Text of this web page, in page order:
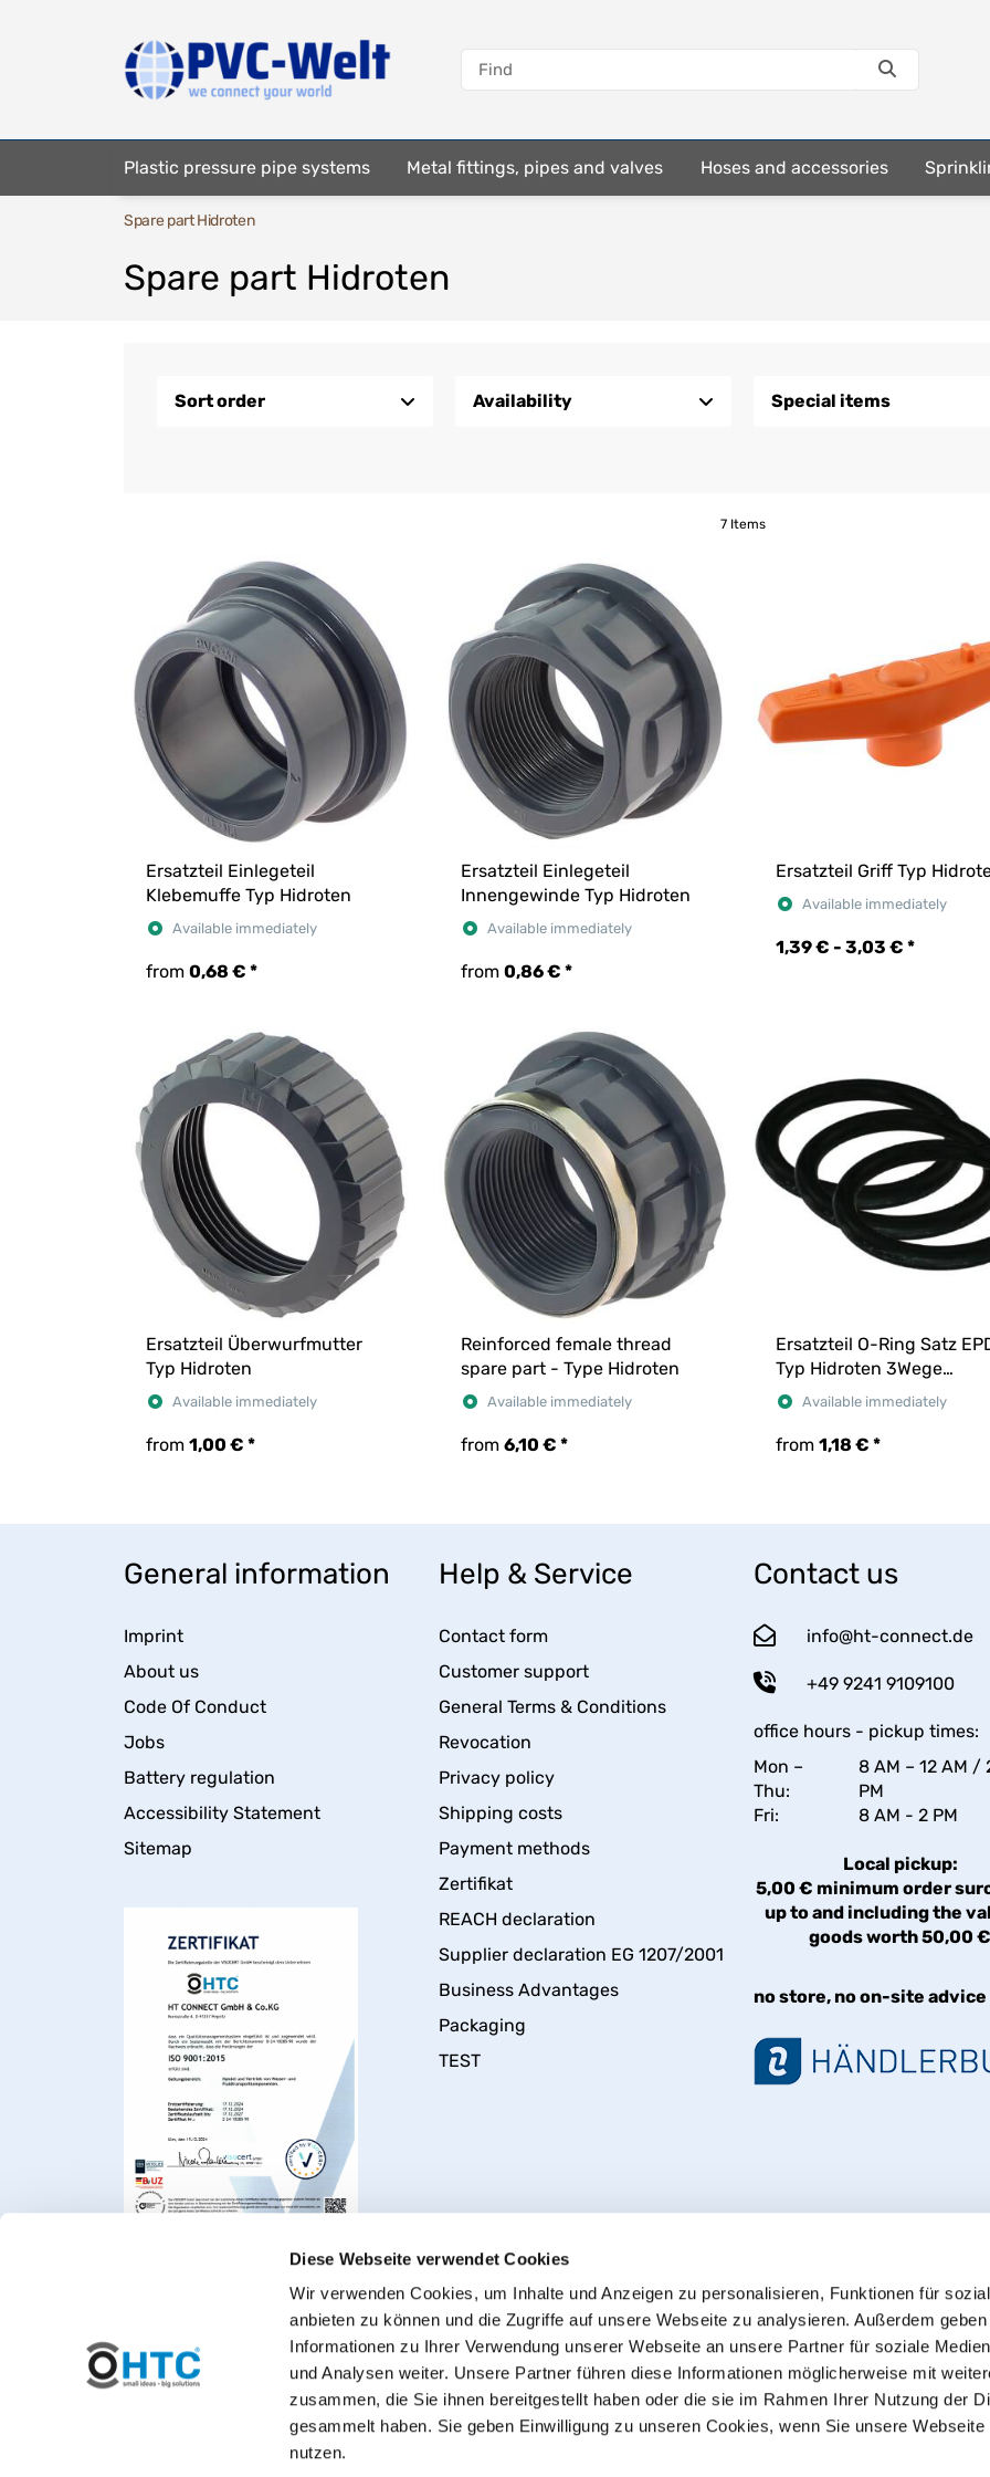
Diese Webseite verwendet Cookies
Wir verwenden Cookies, um Inhalte und Anzeigen zu personalisieren, Funktionen für
anbieten zu können und die Zugriffe auf unsere Webseite zu analysieren. Außerdem
Informationen zu Ihrer Verwendung unserer Webseite an unsere Partner für soziale
und Analysen weiter. Unsere Partner führen diese Informationen möglicherweise mit
zusammen, die Sie ihnen bereitgestellt haben oder die sie im Rahmen Ihrer Nutzung der
gesammelt haben. Sie geben Einwilligung zu unseren Cookies, wenn Sie unsere Webseite
nutzen.
Plastic pressure pipe systems Metal fittings, pipes and valves Hoses and accessories
Fastening elements
Spare part Hidroten
Spare part Hidroten
Sort order Availability Special items
7 Items
Ersatzteil Einlegeteil
Klebemuffe Typ Hidroten
Available immediately
from 0,68 € *
Ersatzteil Einlegeteil
Innengewinde Typ Hidroten
Available immediately
from 0,86 € *
Ersatzteil Griff Typ
Available immediately
1,39 € - 3,03 € *
Ersatzteil Überwurfmutter
Typ Hidroten
Available immediately
from 1,00 € *
Reinforced female thread
spare part - Type Hidroten
Available immediately
from 6,10 € *
Ersatzteil O-Ring Satz
Typ Hidroten 3Wege
Kugelhahn
Available immediately
from 1,18 € *
General information
Imprint
About us
Code Of Conduct
Jobs
Battery regulation
Accessibility Statement
Sitemap
Help & Service
Contact form
Customer support
General Terms & Conditions
Revocation
Privacy policy
Shipping costs
Payment methods
Zertifikat
REACH declaration
Supplier declaration EG 1207/2001
Business Advantages
Packaging
TEST
Contact us
info@ht-connect.de
+49 9241 9109100
office hours - pickup times:
Mon –
Thu:
8 AM – 12 AM /
PM
Fri:
8 AM - 2 PM
Local pickup:
5,00 € minimum order
up to and including the
goods worth 50,00 €
no store, no on-site advice
Withdraw from contract
© 2013 - 2026 HT CONNECT GmbH & Co. KG
Welcome to PVC-Welt, the online shop with quality products from HTC© – PVC-U